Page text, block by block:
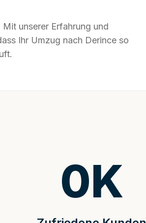
Mit unserer Erfahrung und
Ihr Umzug nach Derince so
0K